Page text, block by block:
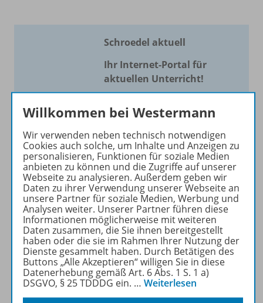
Schroedel aktuell
Ihr Internet-Portal für
aktuellen Unterricht!
wir Ihnen einen Service, um
Ihren Unterricht aktuell und
einfach zu gestalten. Jede
Woche drei bis vier
Neuerscheinungen mit
großem Online Archiv.
Mehr erfahren
Informationen
Willkommen bei Westermann
Wir verwenden neben technisch notwendigen
Cookies auch solche, um Inhalte und Anzeigen zu
personalisieren, Funktionen für soziale Medien
anbieten zu können und die Zugriffe auf unserer
Webseite zu analysieren. Außerdem geben wir
Daten zu ihrer Verwendung unserer Webseite an
unsere Partner für soziale Medien, Werbung und
Analysen weiter. Unserer Partner führen diese
Informationen möglicherweise mit weiteren
Daten zusammen, die Sie ihnen bereitgestellt
haben oder die sie im Rahmen Ihrer Nutzung der
Dienste gesammelt haben. Durch Betätigen des
Buttons „Alle Akzeptieren“ willigen Sie in diese
Datenerhebung gemäß Art. 6 Abs. 1 S. 1 a)
DSGVO, § 25 TDDDG ein. … Weiterlesen